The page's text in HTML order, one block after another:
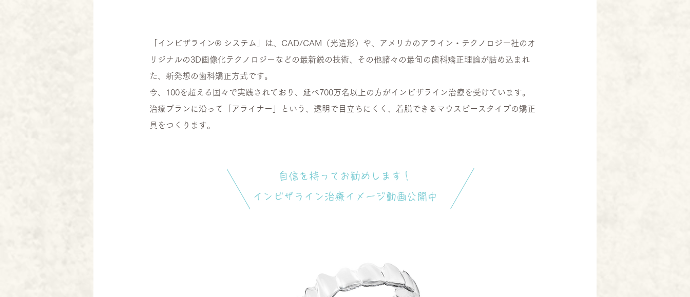
「インビザライン® システム」は、CAD/CAM（光造形）や、アメリカのアライン・テクノロジー社のオ
リジナルの3D画像化テクノロジーなどの最新鋭の技術、その他諸々の最旬の歯科矯正理論が詰め込まれ
た、新発想の歯科矯正方式です。
今、100を超える国々で実践されており、延べ700万名以上の方がインビザライン治療を受けています。
治療プランに沿って「アライナー」という、透明で目立ちにくく、着脱できるマウスピースタイプの矯正
具をつくります。
自信を持ってお勧めします！
​ インビザライン治療イメージ動画公開中